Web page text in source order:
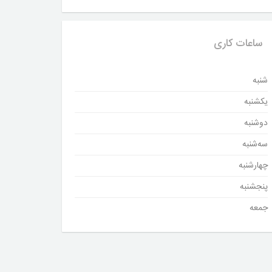
ساعات کاری
شنبه
یکشنبه
دوشنبه
سه‌شنبه
چهارشنبه
پنجشنبه
جمعه